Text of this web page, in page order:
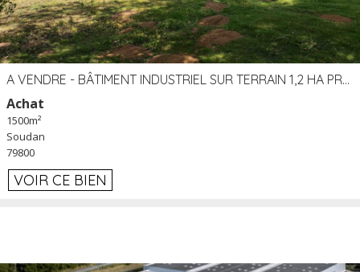
A VENDRE - BÂTIMENT INDUSTRIEL SUR TERRAIN 1,2 HA PROCHE ÉCHANGEUR A10 - SOUDAN (79)
Achat
1500m²
Soudan
79800
VOIR CE BIEN